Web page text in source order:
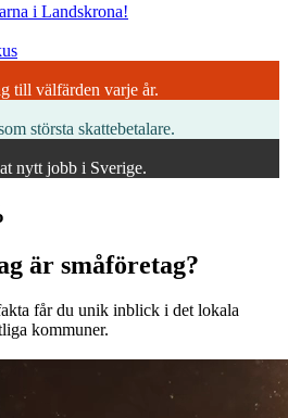
i Landskrona!
till välfärden varje år.
största skattebetalare.
nytt jobb i Sverige.
är småföretag?
får du unik inblick i det lokala
kommuner.